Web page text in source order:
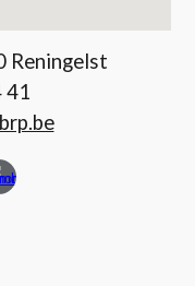
Reningelst
41